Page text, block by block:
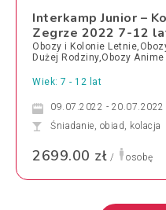
Interkamp Junior –
Zegrze 2022 7-12
Obozy i Kolonie
Dużej Rodziny,Obozy
Wiek: 7 - 12 lat
09.07.2022 - 20.07.2022
Śniadanie, obiad, kolacja
2699.00 zł / osobę